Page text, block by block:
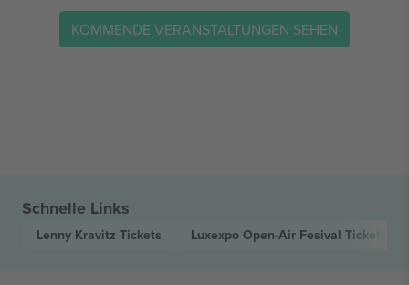
KOMMENDE VERANSTALTUNGEN SEHEN
Schnelle Links
Lenny Kravitz Tickets Luxexpo Open-Air Fesival Tickets